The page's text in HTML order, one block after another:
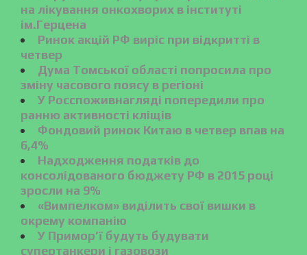
на лікування онкохворих в інституті
ім.Герцена
Ринок акцій РФ виріс при відкритті в
четвер
Дума Томської області попросила про
зміну часового поясу в регіоні
У Росспоживнагляді попередили про
ранню активності кліщів
Фондовий ринок Китаю в четвер впав на
6,4%
Надходження податків до
консолідованого бюджету РФ в 2015 році
зросли на 9%
«Вимпелком» виділить свої вишки в
окрему компанію
У Примор’ї будуть будувати
супертанкери і газовози